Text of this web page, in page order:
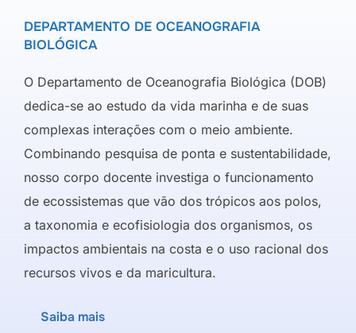
DEPARTAMENTO DE OCEANOGRAFIA
BIOLÓGICA
O Departamento de Oceanografia Biológica (DOB)
dedica-se ao estudo da vida marinha e de suas
complexas interações com o meio ambiente.
Combinando pesquisa de ponta e sustentabilidade,
nosso corpo docente investiga o funcionamento
de ecossistemas que vão dos trópicos aos polos,
a taxonomia e ecofisiologia dos organismos, os
impactos ambientais na costa e o uso racional dos
recursos vivos e da maricultura.
Saiba mais